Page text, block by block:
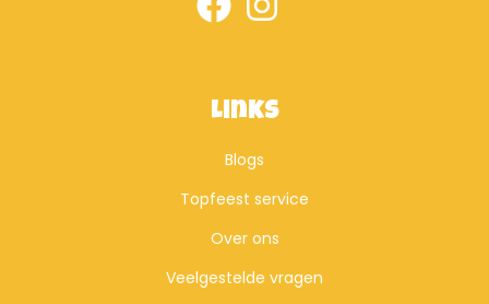
Links
Blogs
Topfeest service
Over ons
Veelgestelde vragen